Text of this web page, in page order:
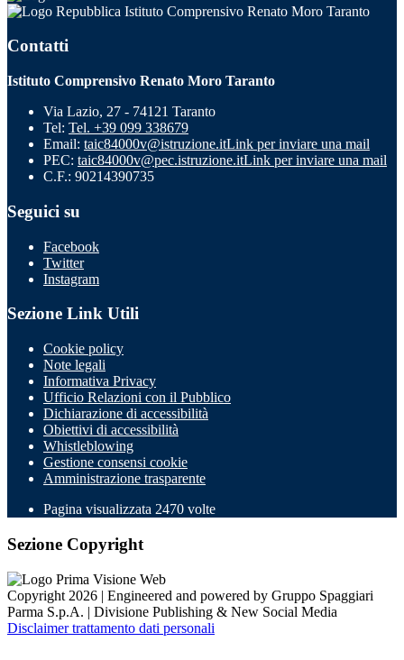
Istituto Comprensivo Renato Moro Taranto
Contatti
Istituto Comprensivo Renato Moro Taranto
Via Lazio, 27 - 74121 Taranto
Tel: Tel. +39 099 338679
Email: taic84000v@istruzione.itLink per inviare una mail
PEC: taic84000v@pec.istruzione.itLink per inviare una mail
C.F.: 90214390735
Seguici su
Facebook
Twitter
Instagram
Sezione Link Utili
Cookie policy
Note legali
Informativa Privacy
Ufficio Relazioni con il Pubblico
Dichiarazione di accessibilità
Obiettivi di accessibilità
Whistleblowing
Gestione consensi cookie
Amministrazione trasparente
Pagina visualizzata 2470 volte
Sezione Copyright
Copyright 2026 | Engineered and powered by Gruppo Spaggiari
Parma S.p.A. | Divisione Publishing & New Social Media
Disclaimer trattamento dati personali